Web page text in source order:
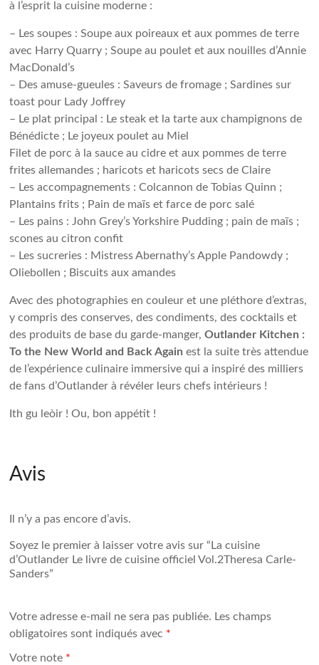
à l’esprit la cuisine moderne :
– Les soupes : Soupe aux poireaux et aux pommes de terre
avec Harry Quarry ; Soupe au poulet et aux nouilles d’Annie
MacDonald’s
– Des amuse-gueules : Saveurs de fromage ; Sardines sur
toast pour Lady Joffrey
– Le plat principal : Le steak et la tarte aux champignons de
Bénédicte ; Le joyeux poulet au Miel
Filet de porc à la sauce au cidre et aux pommes de terre
frites allemandes ; haricots et haricots secs de Claire
– Les accompagnements : Colcannon de Tobias Quinn ;
Plantains frits ; Pain de maïs et farce de porc salé
– Les pains : John Grey’s Yorkshire Pudding ; pain de maïs ;
scones au citron confit
– Les sucreries : Mistress Abernathy’s Apple Pandowdy ;
Oliebollen ; Biscuits aux amandes
Avec des photographies en couleur et une pléthore d’extras,
y compris des conserves, des condiments, des cocktails et
des produits de base du garde-manger,Outlander Kitchen :
To the New World and Back Againest la suite très attendue
de l’expérience culinaire immersive qui a inspiré des milliers
de fans d’Outlander à révéler leurs chefs intérieurs !
Ith gu leòir ! Ou, bon appétit !
Avis
Il n’y a pas encore d’avis.
Soyez le premier à laisser votre avis sur “La cuisine
d’Outlander Le livre de cuisine officiel Vol.2Theresa Carle-
Sanders”
Votre adresse e-mail ne sera pas publiée. Les champs
obligatoires sont indiqués avec *
Votre note *